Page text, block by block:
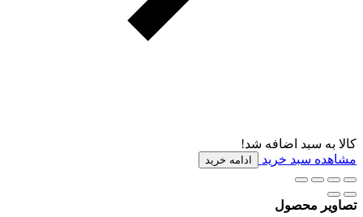
کالا به سبد اضافه شد!
مشاهده سبد خرید
ادامه خرید
تصاویر محصول